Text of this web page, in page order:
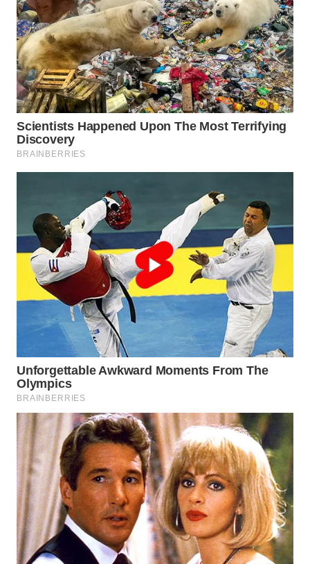
WN
LABUANBAJO
WN
BORNEO
Wahana
Media
Group
WAHANA
TANI
WAHANA
ADVOKAT
WAHANA
INFRASTRUKTUR
WAHANA
KONSUMEN
WAHANA
LISTRIK
WAHANA
TRAVEL
WAHANA
TV